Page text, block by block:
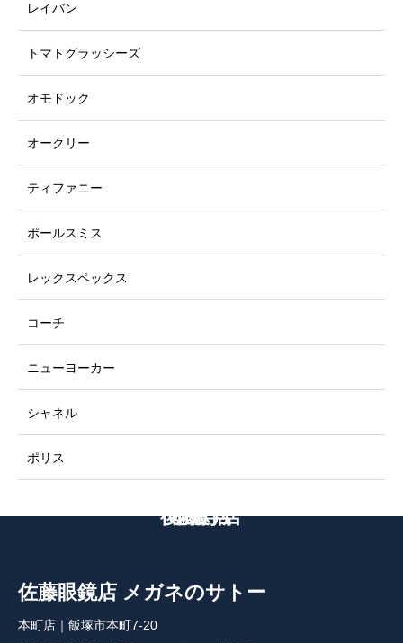
レイバン
トマトグラッシーズ
オモドック
オークリー
ティファニー
ポールスミス
レックスペックス
コーチ
ニューヨーカー
シャネル
ポリス
本町店
穂波店
後藤寺店
佐藤眼鏡店 メガネのサトー
本町店｜飯塚市本町7-20